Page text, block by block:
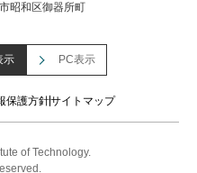
昭和区御器所町
示 PC表示
保護方針サイトマップ
of Technology.